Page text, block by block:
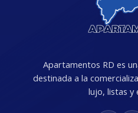
Apartamentos RD es
destinada a la
lujo, listas y